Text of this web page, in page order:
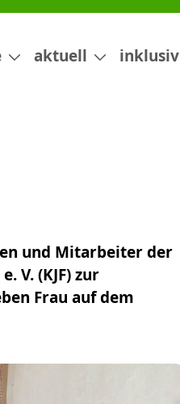
aktuell inklusiv
und Mitarbeiter der
V. (KJF) zur
Frau auf dem